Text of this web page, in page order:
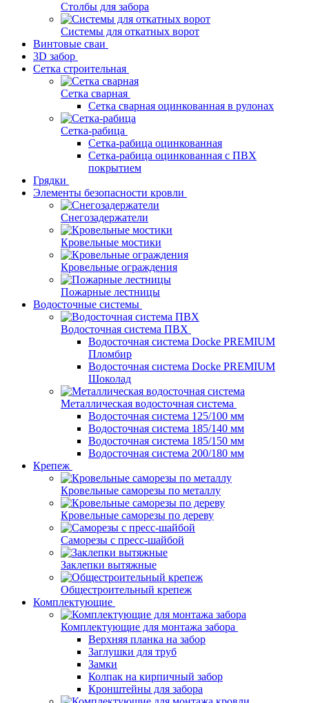
Столбы для забора
Системы для откатных ворот
Винтовые сваи
3D забор
Сетка строительная
Сетка сварная
Сетка сварная оцинкованная в рулонах
Сетка-рабица
Сетка-рабица оцинкованная
Сетка-рабица оцинкованная с ПВХ
покрытием
Грядки
Элементы безопасности кровли
Снегозадержатели
Кровельные мостики
Кровельные ограждения
Пожарные лестницы
Водосточные системы
Водосточная система ПВХ
Водосточная система Docke PREMIUM
Пломбир
Водосточная система Docke PREMIUM
Шоколад
Металлическая водосточная система
Водосточная система 125/100 мм
Водосточная система 185/140 мм
Водосточная система 185/150 мм
Водосточная система 200/180 мм
Крепеж
Кровельные саморезы по металлу
Кровельные саморезы по дереву
Саморезы с пресс-шайбой
Заклепки вытяжные
Общестроительный крепеж
Комплектующие
Комплектующие для монтажа забора
Верхняя планка на забор
Заглушки для труб
Замки
Колпак на кирпичный забор
Кронштейны для забора